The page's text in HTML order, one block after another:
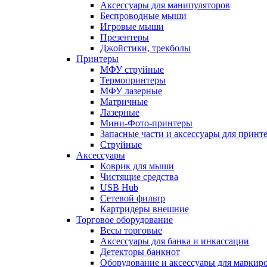
Аксессуары для манипуляторов
Беспроводные мыши
Игровые мыши
Презентеры
Джойстики, трекболы
Принтеры
МФУ струйные
Термопринтеры
МФУ лазерные
Матричные
Лазерные
Мини-Фото-принтеры
Запасные части и аксессуары для
Струйные
Аксессуары
Коврик для мыши
Чистящие средства
USB Hub
Сетевой фильтр
Картридеры внешние
Торговое оборудование
Весы торговые
Аксессуары для банка и инкассации
Детекторы банкнот
Оборудование и аксессуары для